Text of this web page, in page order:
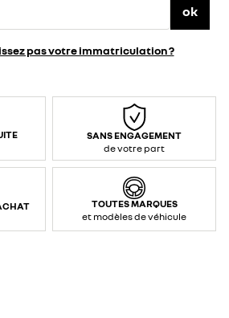
ok
pas votre immatriculation ?
SANS ENGAGEMENT
de votre part
TOUTES MARQUES
et modèles de véhicule